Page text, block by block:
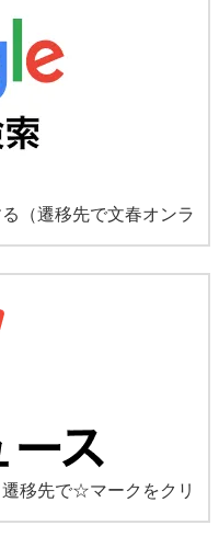
（遷移先で文春オンラ
遷移先で☆マークをクリ